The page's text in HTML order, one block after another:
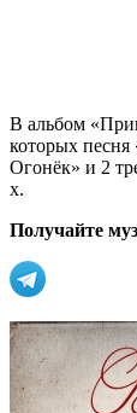
В альбом
которых
Огонёк» и 2
х.
Получайте